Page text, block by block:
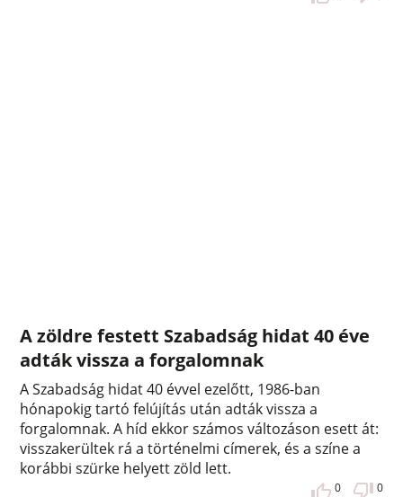
A zöldre festett Szabadság hidat 40 éve
adták vissza a forgalomnak
A Szabadság hidat 40 évvel ezelőtt, 1986-ban
hónapokig tartó felújítás után adták vissza a
forgalomnak. A híd ekkor számos változáson esett át:
visszakerültek rá a történelmi címerek, és a színe a
korábbi szürke helyett zöld lett.
0 0